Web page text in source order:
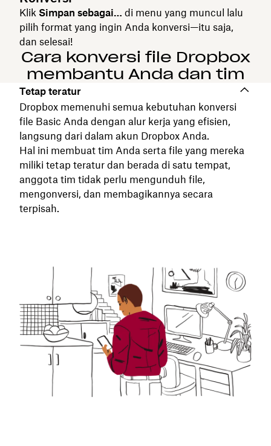
Klik Simpan sebagai… di menu yang muncul lalu
pilih format yang ingin Anda konversi—itu saja,
dan selesai!
Cara konversi file Dropbox
membantu Anda dan tim
Tetap teratur
Dropbox memenuhi semua kebutuhan konversi
file Basic Anda dengan alur kerja yang efisien,
langsung dari dalam akun Dropbox Anda.
Hal ini membuat tim Anda serta file yang mereka
miliki tetap teratur dan berada di satu tempat,
anggota tim tidak perlu mengunduh file,
mengonversi, dan membagikannya secara
terpisah.